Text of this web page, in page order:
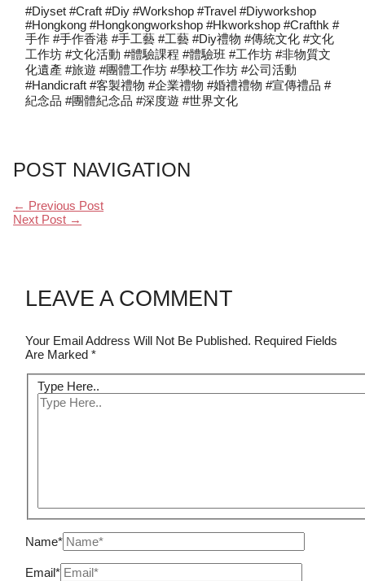
#diyset #craft #diy #workshop #travel #diyworkshop
#hongkong #hongkongworkshop #hkworkshop #crafthk #
手作 #手作香港 #手工藝 #工藝 #diy禮物 #傳統文化 #文化
工作坊 #文化活動 #體驗課程 #體驗班 #工作坊 #非物質文
化遺產 #旅遊 #團體工作坊 #學校工作坊 #公司活動
#handicraft #客製禮物 #企業禮物 #婚禮禮物 #宣傳禮品 #
紀念品 #團體紀念品 #深度遊 #世界文化
POST NAVIGATION
← Previous Post
Next Post →
LEAVE A COMMENT
Your Email Address Will Not Be Published. Required Fields
Are Marked*
Type Here..
Name*
Email*